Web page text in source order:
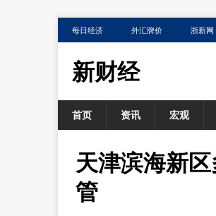
每日经济 外汇牌价 浙新网
新财经
首页 资讯 宏观
天津滨海新
管